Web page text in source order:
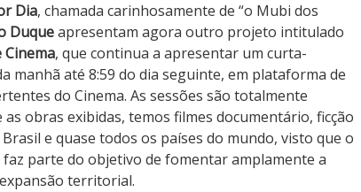
Dia, chamada carinhosamente de “o Mubi dos
Duqueapresentam agora outro projeto intitulado
Cinema, que continua a apresentar um curta-
manhã até 8:59 do dia seguinte, em plataforma de
do Cinema. As sessões são totalmente
obras exibidas, temos filmes documentário, ficção
e quase todos os países do mundo, visto que o
parte do objetivo de fomentar amplamente a
territorial.